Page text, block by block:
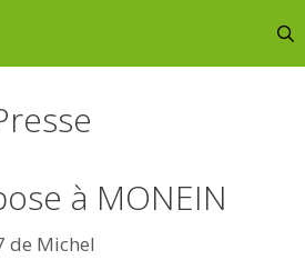
à MONEIN
de Michel